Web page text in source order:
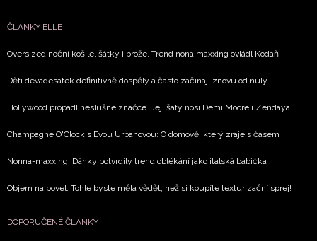
ČLÁNKY ELLE
Oversized noční košile, šátky i brože. Trend nona maxxing ovládl Kodaň
Děti devadesátek definitivně dospěly a často začínají znovu od nuly
Hollywood propadl neslušné značce. Její šaty nosí Demi Moore i Zendaya
Champagne O'Clock s Evou Urbanovou: O domově, který zraje s časem
Nonna-maxxing: Dánky potvrdily trend oblékání jako italská babička
Objem na povel: Tohle byste měla vědět, než si koupíte texturizační sprej!
DOPORUČENÉ ČLÁNKY